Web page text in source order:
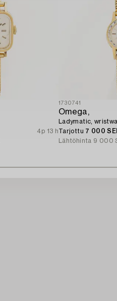
4p 13 h
1730741
Omega,
Ladymatic,
Tarjottu 7 000
Lähtöhinta 9 000